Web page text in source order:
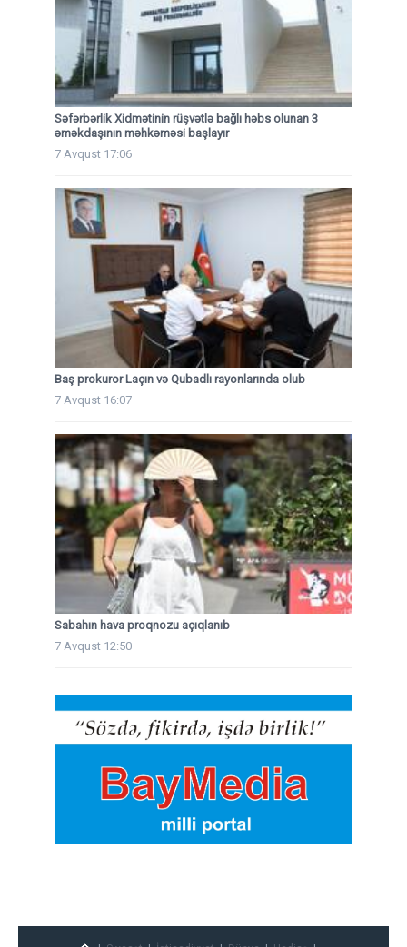
Səfərbərlik Xidmətinin rüşvətlə bağlı həbs olunan 3
əməkdaşının məhkəməsi başlayır
7 Avqust 17:06
Baş prokuror Laçın və Qubadlı rayonlarında olub
7 Avqust 16:07
Sabahın hava proqnozu açıqlanıb
7 Avqust 12:50